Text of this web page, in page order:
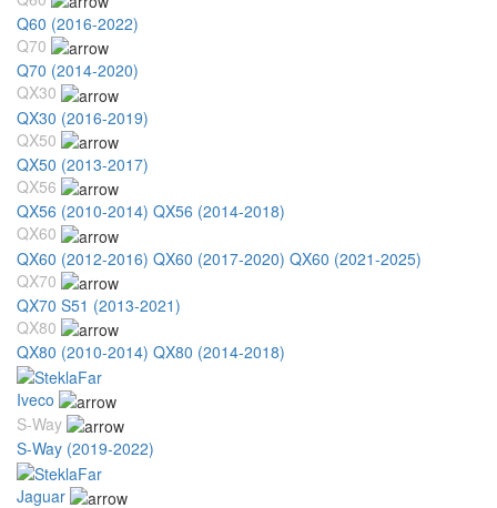
Q60 (2016-2022)
Q70
Q70 (2014-2020)
QX30
QX30 (2016-2019)
QX50
QX50 (2013-2017)
QX56
QX56 (2010-2014) QX56 (2014-2018)
QX60
QX60 (2012-2016) QX60 (2017-2020) QX60 (2021-2025)
QX70
QX70 S51 (2013-2021)
QX80
QX80 (2010-2014) QX80 (2014-2018)
Iveco
S-Way
S-Way (2019-2022)
Jaguar